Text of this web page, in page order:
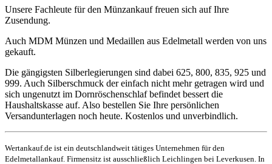
Unsere Fachleute für den Münzankauf freuen sich auf Ihre
Zusendung.
Auch MDM Münzen und Medaillen aus Edelmetall werden von uns
gekauft.
Die gängigsten Silberlegierungen sind dabei 625, 800, 835, 925 und
999. Auch Silberschmuck der einfach nicht mehr getragen wird und
sich ungenutzt im Dornröschenschlaf befindet bessert die
Haushaltskasse auf. Also bestellen Sie Ihre persönlichen
Versandunterlagen noch heute. Kostenlos und unverbindlich.
Wertankauf.de ist ein deutschlandweit tätiges Unternehmen für den
Edelmetallankauf. Firmensitz ist ausschließlich Leichlingen bei Leverkusen. In